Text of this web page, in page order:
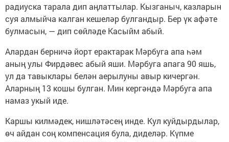
радиуска тарала дип аңлаттылар. Кызганыч, казларын
суя алмыйча калган кешеләр булгандыр. Бер үк афәте
булмасын, — дип сөйләде Касыйм абый.
Алардан берничә йорт ерактарак Мәрбуга апа һәм
аның улы Фирдәвес абый яши. Мәрбуга апага 90 яшь,
ул да тавыклары белән аерылуны авыр кичергән.
Аларның 13 кошы булган. Мин кергәндә Мәрбуга апа
намаз укый иде.
Каршы килмәдек, нишләтәсең инде. Кул куйдырдылар,
өч айдан соң компенсация була, диделәр. Күпме